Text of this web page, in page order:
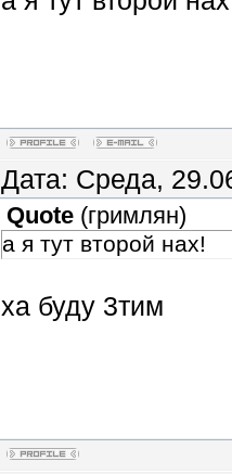
Дата: Среда,
Quote (гримлян)
а я тут второй нах!
ха буду 3тим